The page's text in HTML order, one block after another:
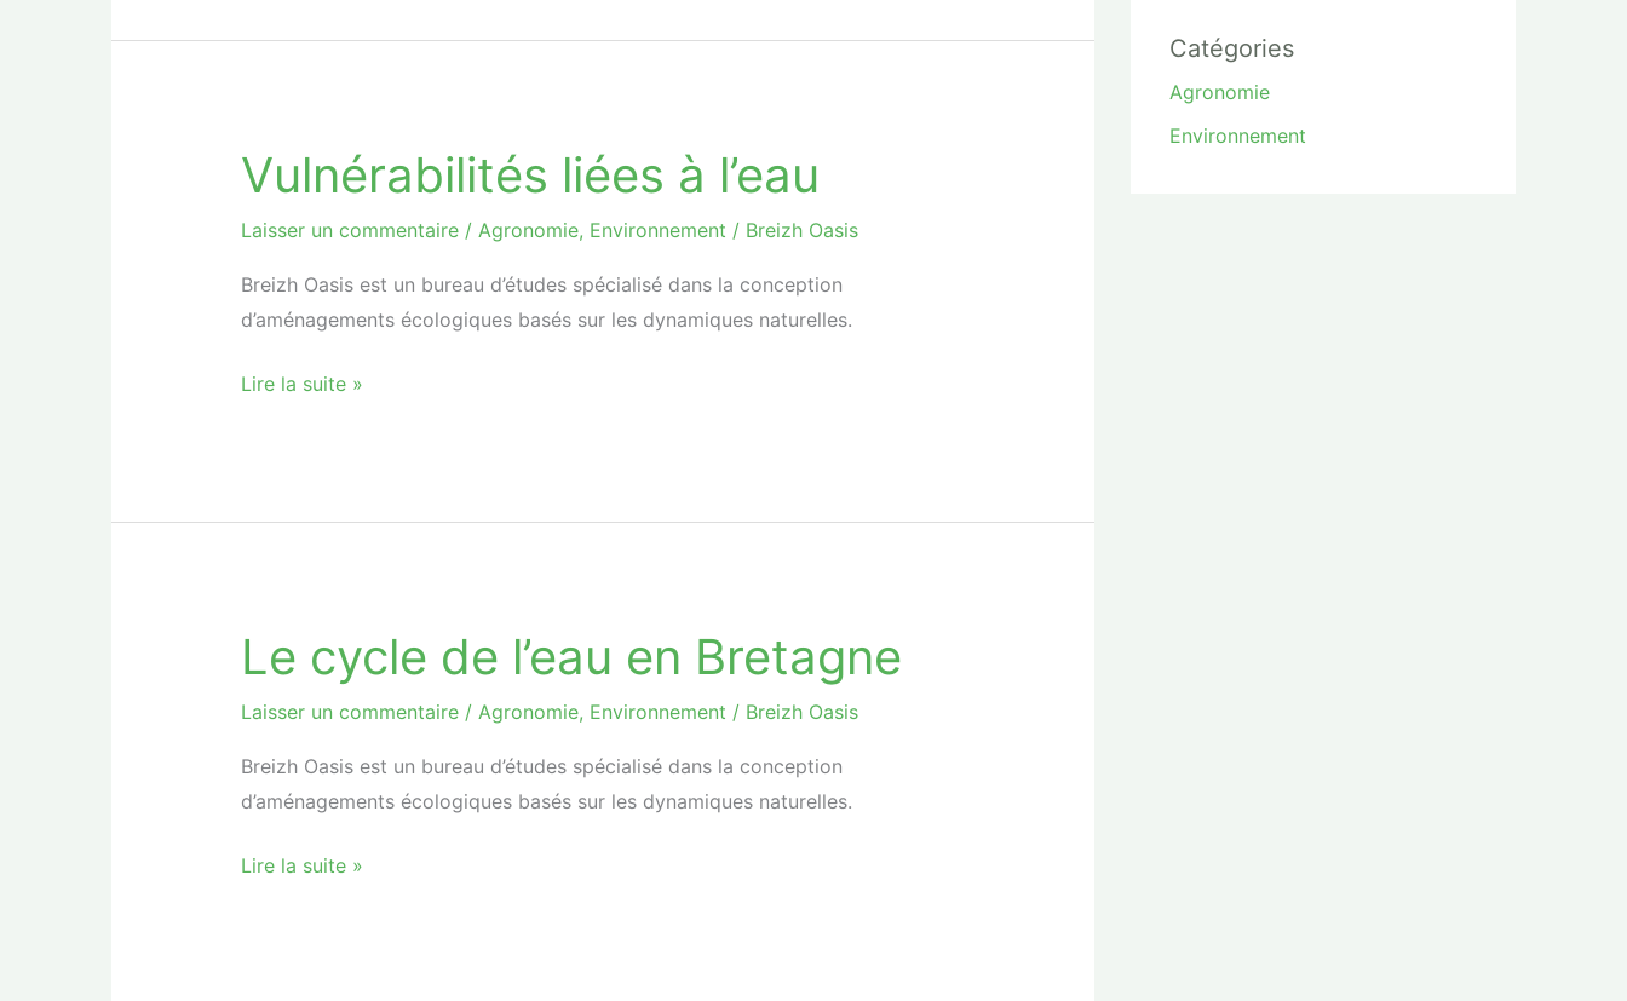
Vulnérabilités liées à l’eau
Laisser un commentaire / Agronomie, Environnement / Breizh Oasis
Breizh Oasis est un bureau d’études spécialisé dans la conception
d’aménagements écologiques basés sur les dynamiques naturelles.
Vulnérabilités
liées
à
Lire la suite »
Le cycle de l’eau en Bretagne
Laisser un commentaire / Agronomie, Environnement / Breizh Oasis
Breizh Oasis est un bureau d’études spécialisé dans la conception
d’aménagements écologiques basés sur les dynamiques naturelles.
Le
cycle
de
Bretagne
Lire la suite »
Catégories
Agronomie
Environnement